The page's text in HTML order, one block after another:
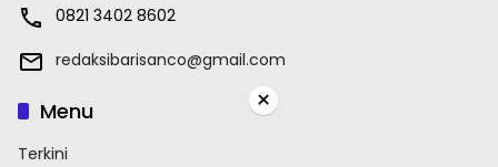
0821 3402 8602
redaksibarisanco@gmail.com
Menu
Terkini
×